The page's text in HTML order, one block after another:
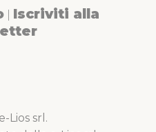
Iscriviti alla
Lios srl.